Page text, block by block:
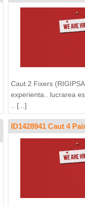
Caut 2 Fixers
experienta.. lucrarea
.. [...]
ID1428941 Caut 4